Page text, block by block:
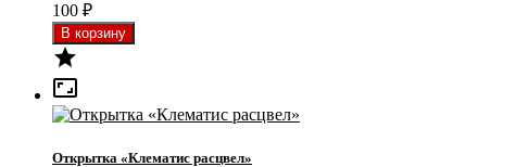
100 ₽


Открытка «Клематис расцвел»